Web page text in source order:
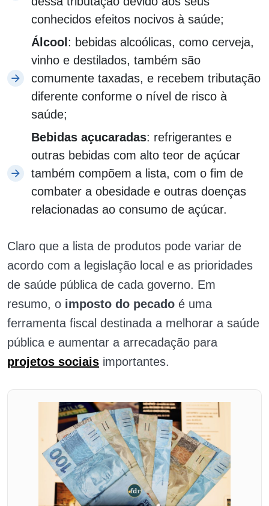
conhecidos efeitos nocivos à saúde;
Álcool: bebidas alcoólicas, como cerveja,
vinho e destilados, também são
comumente taxadas, e recebem tributação
diferente conforme o nível de risco à
saúde;
Bebidas açucaradas: refrigerantes e
outras bebidas com alto teor de açúcar
também compõem a lista, com o fim de
combater a obesidade e outras doenças
relacionadas ao consumo de açúcar.
Claro que a lista de produtos pode variar de
acordo com a legislação local e as prioridades
de saúde pública de cada governo. Em
resumo, o imposto do pecado é uma
ferramenta fiscal destinada a melhorar a saúde
pública e aumentar a arrecadação para
projetos sociais importantes.